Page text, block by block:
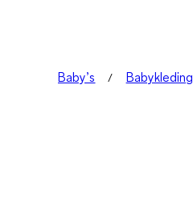
Baby’s Babykleding